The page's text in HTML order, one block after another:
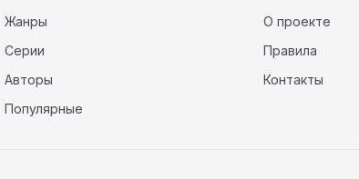
Жанры
Серии
Авторы
Популярные
О проекте
Правила
Контакты